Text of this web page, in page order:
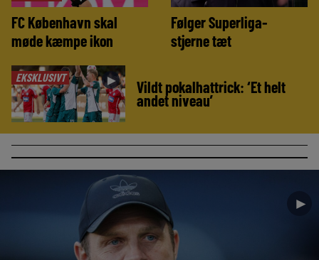
FC København skal
møde kæmpe ikon
Følger Superliga-
stjerne tæt
EKSKLUSIVT ► Vildt pokalhattrick: ‘Et helt
andet niveau’
►